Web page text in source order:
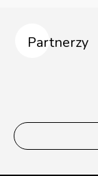
Partnerzy